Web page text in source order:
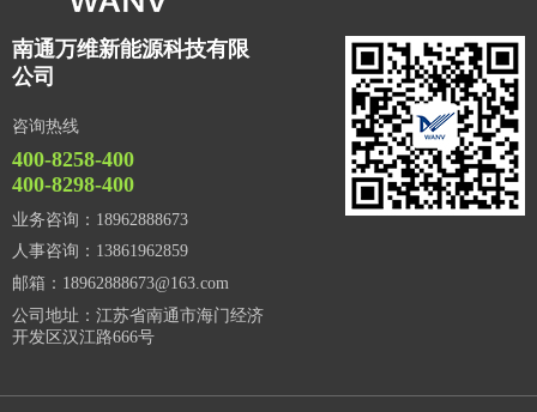
南通万维新能源科技有限
公司
咨询热线
400-8258-400
400-8298-400
业务咨询：18962888673
人事咨询：13861962859
邮箱：18962888673@163.com
公司地址：江苏省南通市海门经济
开发区汉江路666号